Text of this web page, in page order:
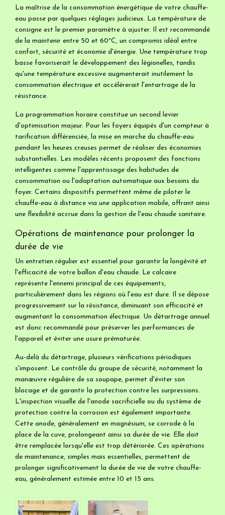
La maîtrise de la consommation énergétique de votre chauffe-
eau passe par quelques réglages judicieux. La température de
consigne est le premier paramètre à ajuster. Il est recommandé
de la maintenir entre 50 et 60°C, un compromis idéal entre
confort, sécurité et économie d'énergie. Une température trop
basse favoriserait le développement des légionelles, tandis
qu'une température excessive augmenterait inutilement la
consommation électrique et accélérerait l'entartrage de la
résistance.
La programmation horaire constitue un second levier
d'optimisation majeur. Pour les foyers équipés d'un compteur à
tarification différenciée, la mise en marche du chauffe-eau
pendant les heures creuses permet de réaliser des économies
substantielles. Les modèles récents proposent des fonctions
intelligentes comme l'apprentissage des habitudes de
consommation ou l'adaptation automatique aux besoins du
foyer. Certains dispositifs permettent même de piloter le
chauffe-eau à distance via une application mobile, offrant ainsi
une flexibilité accrue dans la gestion de l'eau chaude sanitaire.
Opérations de maintenance pour prolonger la
durée de vie
Un entretien régulier est essentiel pour garantir la longévité et
l'efficacité de votre ballon d'eau chaude. Le calcaire
représente l'ennemi principal de ces équipements,
particulièrement dans les régions où l'eau est dure. Il se dépose
progressivement sur la résistance, diminuant son efficacité et
augmentant la consommation électrique. Un détartrage annuel
est donc recommandé pour préserver les performances de
l'appareil et éviter une usure prématurée.
Au-delà du détartrage, plusieurs vérifications périodiques
s'imposent. Le contrôle du groupe de sécurité, notamment la
manœuvre régulière de sa soupape, permet d'éviter son
blocage et de garantir la protection contre les surpressions.
L'inspection visuelle de l'anode sacrificielle ou du système de
protection contre la corrosion est également importante.
Cette anode, généralement en magnésium, se corrode à la
place de la cuve, prolongeant ainsi sa durée de vie. Elle doit
être remplacée lorsqu'elle est trop détériorée. Ces opérations
de maintenance, simples mais essentielles, permettent de
prolonger significativement la durée de vie de votre chauffe-
eau, généralement estimée entre 10 et 15 ans.